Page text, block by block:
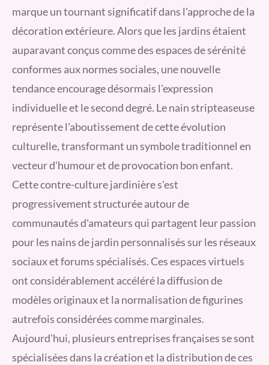
marque un tournant significatif dans l'approche de la
décoration extérieure. Alors que les jardins étaient
auparavant conçus comme des espaces de sérénité
conformes aux normes sociales, une nouvelle
tendance encourage désormais l'expression
individuelle et le second degré. Le nain stripteaseuse
représente l'aboutissement de cette évolution
culturelle, transformant un symbole traditionnel en
vecteur d'humour et de provocation bon enfant.
Cette contre-culture jardinière s'est
progressivement structurée autour de
communautés d'amateurs qui partagent leur passion
pour les nains de jardin personnalisés sur les réseaux
sociaux et forums spécialisés. Ces espaces virtuels
ont considérablement accéléré la diffusion de
modèles originaux et la normalisation de figurines
autrefois considérées comme marginales.
Aujourd'hui, plusieurs entreprises françaises se sont
spécialisées dans la création et la distribution de ces